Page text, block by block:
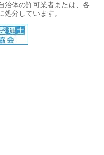
治体の許可業者または、各
処分しています。